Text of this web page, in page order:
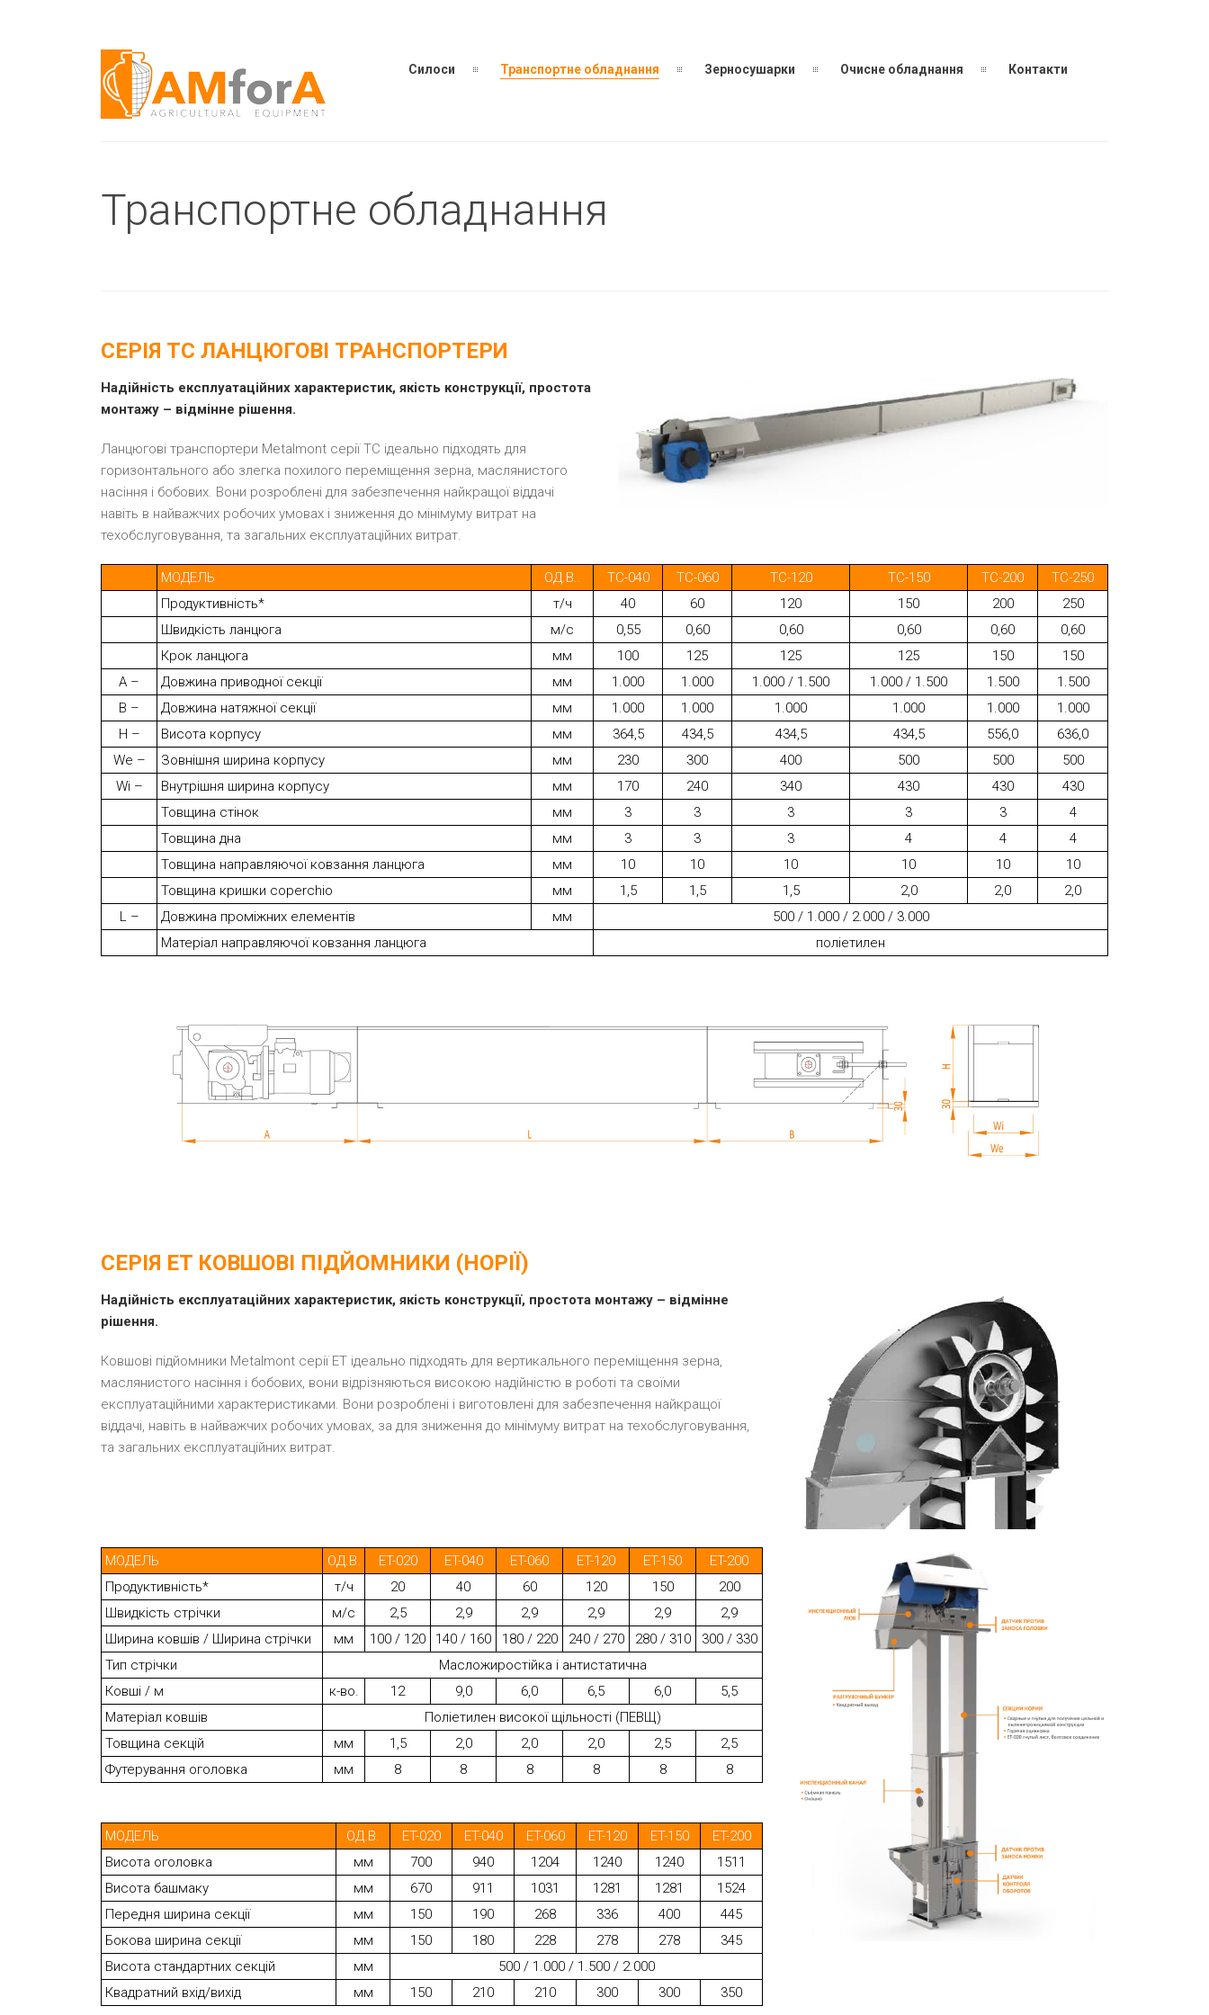
Силоси Транспортне обладнання Зерносушарки Очисне обладнання Контакти
Транспортне обладнання
СЕРІЯ TС ЛАНЦЮГОВІ ТРАНСПОРТЕРИ
Надійність експлуатаційних характеристик, якість конструкції, простота
монтажу – відмінне рішення.
Ланцюгові транспортери Metalmont серії ТС ідеально підходять для
горизонтального або злегка похилого переміщення зерна, маслянистого
насіння і бобових. Вони розроблені для забезпечення найкращої віддачі
навіть в найважчих робочих умовах і зниження до мінімуму витрат на
техобслуговування, та загальних експлуатаційних витрат.
МОДЕЛЬ ОД.В.. TC-040 TC-060 TC-120 TC-150 TC-200
TC-250
Продуктивність*
т/ч 40 60 120 150 200
250
Швидкість ланцюга
м/с 0,55 0,60 0,60 0,60 0,60
0,60
Крок ланцюга
мм 100 125 125 125 150
150
A –
Довжина приводної секції мм 1.000 1.000 1.000 / 1.500 1.000 / 1.500 1.500
1.500
B –
Довжина натяжної секції мм 1.000 1.000 1.000 1.000 1.000
1.000
H –
Висота корпусу мм 364,5 434,5 434,5 434,5 556,0
636,0
We –
Зовнішня ширина корпусу мм 230 300 400 500 500
500
Wi –
Внутрішня ширина корпусу мм 170 240 340 430 430
430
Товщина стінок
мм 3 3 3 3 3
4
Товщина дна
мм 3 3 3 4 4
4
Товщина направляючої ковзання ланцюга
мм 10 10 10 10 10
10
Товщина кришки coperchio
мм 1,5 1,5 1,5 2,0 2,0
2,0
L –
Довжина проміжних елементів мм
500 / 1.000 / 2.000 / 3.000
Матеріал направляючої ковзання ланцюга
поліетилен
СЕРІЯ ET КОВШОВІ ПІДЙОМНИКИ (НОРІЇ)
Надійність експлуатаційних характеристик, якість конструкції, простота монтажу – відмінне
рішення.
Ковшові підйомники Metalmont серії ET ідеально підходять для вертикального переміщення зерна,
маслянистого насіння і бобових, вони відрізняються високою надійністю в роботі та своїми
експлуатаційними характеристиками. Вони розроблені і виготовлені для забезпечення найкращої
віддачі, навіть в найважчих робочих умовах, за для зниження до мінімуму витрат на техобслуговування,
та загальних експлуатаційних витрат.
МОДЕЛЬ ОД.В. ET-020 ET-040 ET-060 ET-120 ET-150
ET-200
Продуктивність*
т/ч 20 40 60 120 150
200
Швидкість стрічки
м/с 2,5 2,9 2,9 2,9 2,9
2,9
Ширина ковшів / Ширина стрічки
мм 100 / 120 140 / 160 180 / 220 240 / 270 280 / 310
300 / 330
Тип стрічки
Масложиростійка і антистатична
Ковші / м
к-во. 12 9,0 6,0 6,5 6,0
5,5
Матеріал ковшів
Поліетилен високої щільності (ПЕВЩ)
Товщина секцій
мм 1,5 2,0 2,0 2,0 2,5
2,5
Футерування оголовка
мм 8 8 8 8 8 8
МОДЕЛЬ ОД.В. ET-020 ET-040 ET-060 ET-120 ET-150
ET-200
Висота оголовка
мм 700 940 1204 1240 1240
1511
Висота башмаку
мм 670 911 1031 1281 1281
1524
Передня ширина секції
мм 150 190 268 336 400
445
Бокова ширина секції
мм 150 180 228 278 278
345
Висота стандартних секцій
мм
500 / 1.000 / 1.500 / 2.000
Квадратний вхід/вихід
мм 150 210 210 300 300 350